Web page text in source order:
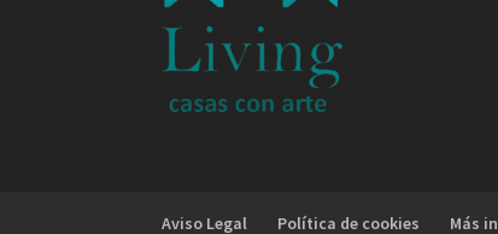
Aviso Legal Política de cookies Más